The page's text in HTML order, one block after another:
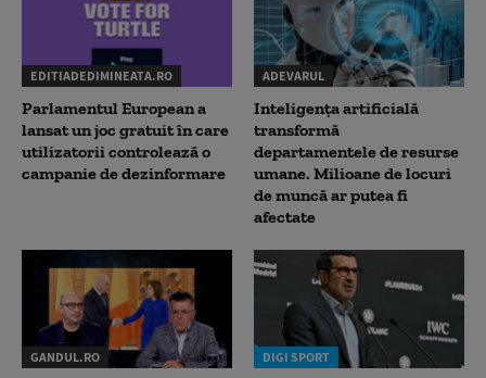
EDITIADEDIMINEATA.RO
Parlamentul European a
lansat un joc gratuit în care
utilizatorii controlează o
campanie de dezinformare
ADEVARUL
Inteligența artificială
transformă
departamentele de resurse
umane. Milioane de locuri
de muncă ar putea fi
afectate
GANDUL.RO DIGI SPORT